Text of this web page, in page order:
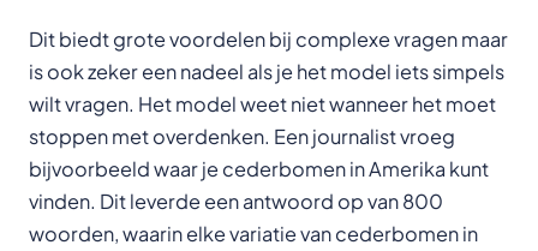
Dit biedt grote voordelen bij complexe vragen maar
is ook zeker een nadeel als je het model iets simpels
wilt vragen. Het model weet niet wanneer het moet
stoppen met overdenken. Een journalist vroeg
bijvoorbeeld waar je cederbomen in Amerika kunt
vinden. Dit leverde een antwoord op van 800
woorden, waarin elke variatie van cederbomen in